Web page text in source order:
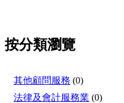
按分類瀏覽
其他顧問服務 (0)
法律及會計服務業 (0)